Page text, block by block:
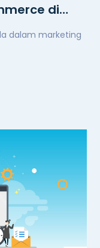
di
dalam marketing